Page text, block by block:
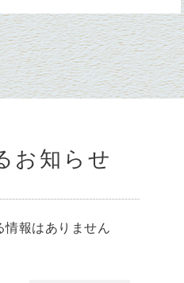
お知らせ
情報はありません